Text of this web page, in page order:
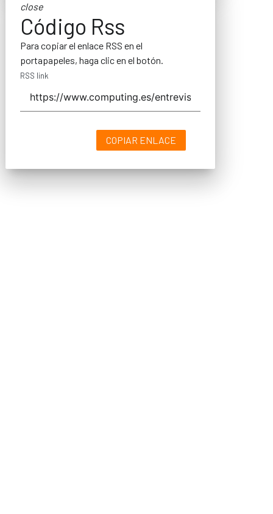
close
Código Rss
Para copiar el enlace RSS en el
portapapeles, haga clic en el botón.
RSS link
COPIAR ENLACE